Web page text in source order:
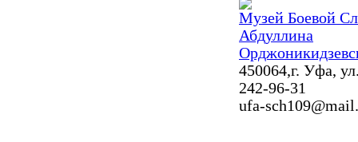
Музей Боевой
Абдуллина
450064,г. Уфа,
242-96-31
ufa-